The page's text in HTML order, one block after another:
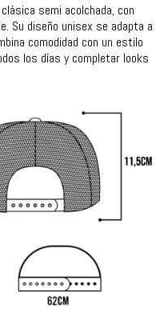
semi acolchada, con
Su diseño unisex se adapta a
comodidad con un estilo
los días y completar looks